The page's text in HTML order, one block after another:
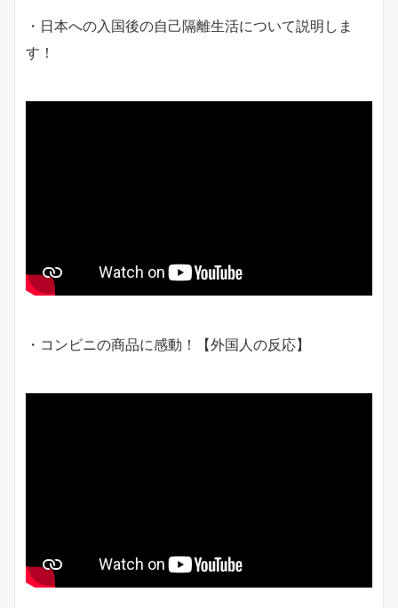
・日本への入国後の自己隔離生活について説明しま
す！
・コンビニの商品に感動！【外国人の反応】